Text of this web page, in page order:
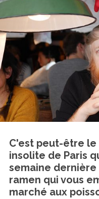
C'est peut-être
insolite de Paris
semaine dernière
ramen qui vous
marché aux